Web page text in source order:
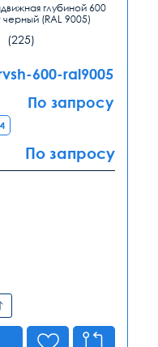
глубиной 600
(RAL 9005)
(225)
600-ral9005
По запросу
По запросу